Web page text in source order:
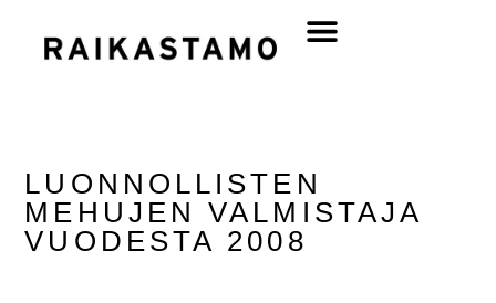
LUONNOLLISTEN
MEHUJEN VALMISTAJA
VUODESTA 2008